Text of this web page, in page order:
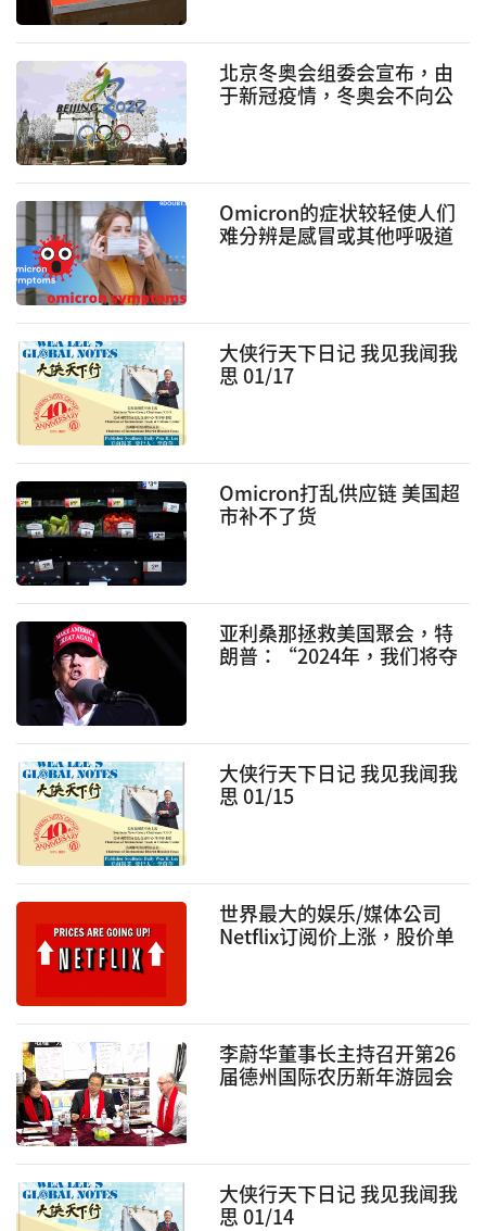
北京冬奥会组委会宣布，由
于新冠疫情，冬奥会不向公
Omicron的症状较轻使人们
难分辨是感冒或其他呼吸道
大侠行天下日记 我见我闻我
思 01/17
Omicron打乱供应链 美国超
市补不了货
亚利桑那拯救美国聚会，特
朗普：“2024年，我们将夺
大侠行天下日记 我见我闻我
思 01/15
世界最大的娱乐/媒体公司
Netflix订阅价上涨，股价单
李蔚华董事长主持召开第26
届德州国际农历新年游园会
大侠行天下日记 我见我闻我
思 01/14